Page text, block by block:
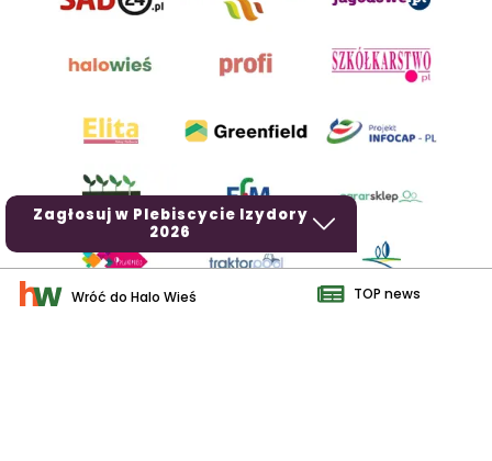
Zagłosuj w Plebiscycie Izydory
2026
Wróć do Halo Wieś TOP news